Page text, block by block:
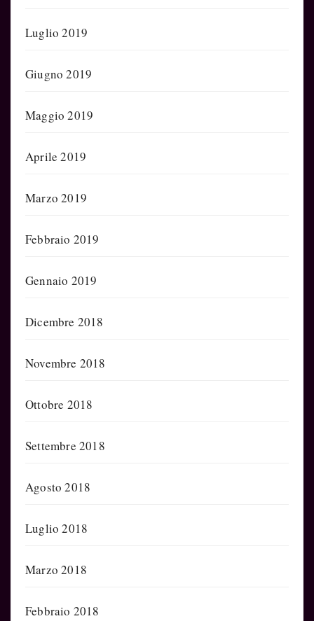
Luglio 2019
Giugno 2019
Maggio 2019
Aprile 2019
Marzo 2019
Febbraio 2019
Gennaio 2019
Dicembre 2018
Novembre 2018
Ottobre 2018
Settembre 2018
Agosto 2018
Luglio 2018
Marzo 2018
Febbraio 2018